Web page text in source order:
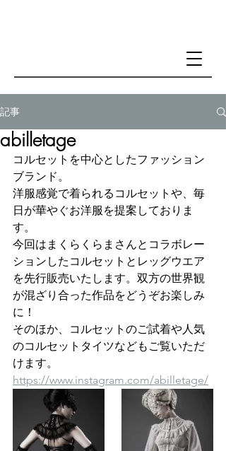
記事
abilletage
コルセットを中心としたファッション
ブランド。
洋服感覚で着られるコルセットや、毎
日が華やぐお洋服を提案しておりま
す。
今回はまくらくらまさんとコラボレー
ションしたコルセットとレッグウエア
を先行販売いたします。双方の世界観
が混ざり合った作品をどうぞお楽しみ
に！
そのほか、コルセットのご試着や人気
のコルセットタイツなどもご覧いただ
けます。
https://www.instagram.com/abilletage/